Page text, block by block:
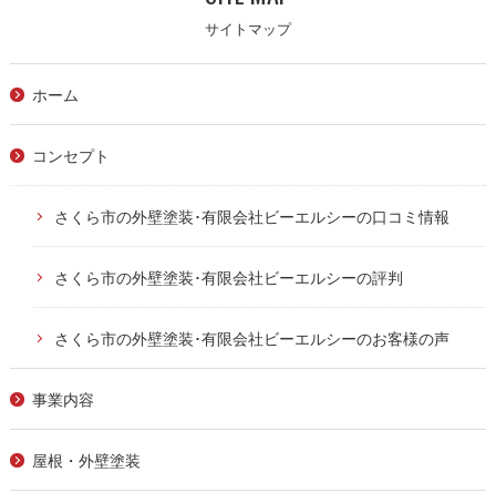
サイトマップ
ホーム
コンセプト
さくら市の外壁塗装･有限会社ビーエルシーの口コミ情報
さくら市の外壁塗装･有限会社ビーエルシーの評判
さくら市の外壁塗装･有限会社ビーエルシーのお客様の声
事業内容
屋根・外壁塗装